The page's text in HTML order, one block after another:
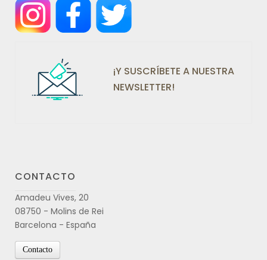
¡Y SUSCRÍBETE A NUESTRA
NEWSLETTER!
CONTACTO
Amadeu Vives, 20
08750 - Molins de Rei
Barcelona - España
Contacto